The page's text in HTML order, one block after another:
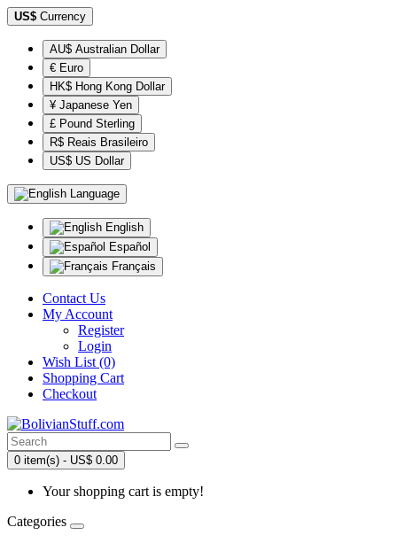
US$ Currency
AU$ Australian Dollar
€ Euro
HK$ Hong Kong Dollar
¥ Japanese Yen
£ Pound Sterling
R$ Reais Brasileiro
US$ US Dollar
Language
English
Español
Français
Contact Us
My Account
Register
Login
Wish List (0)
Shopping Cart
Checkout
0 item(s) - US$ 0.00
Your shopping cart is empty!
Categories